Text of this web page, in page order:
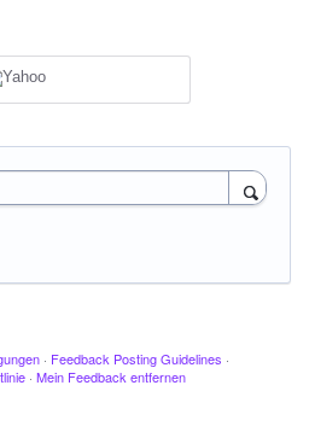
· Feedback Posting Guidelines ·
· Mein Feedback entfernen